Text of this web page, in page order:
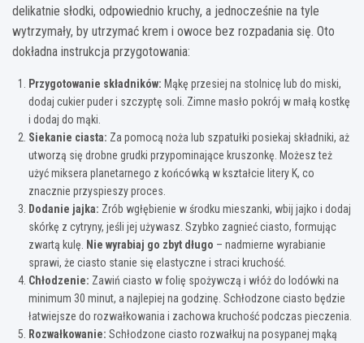
delikatnie słodki, odpowiednio kruchy, a jednocześnie na tyle
wytrzymały, by utrzymać krem i owoce bez rozpadania się. Oto
dokładna instrukcja przygotowania:
Przygotowanie składników: Mąkę przesiej na stolnicę lub do miski,
dodaj cukier puder i szczyptę soli. Zimne masło pokrój w małą kostkę
i dodaj do mąki.
Siekanie ciasta: Za pomocą noża lub szpatułki posiekaj składniki, aż
utworzą się drobne grudki przypominające kruszonkę. Możesz też
użyć miksera planetarnego z końcówką w kształcie litery K, co
znacznie przyspieszy proces.
Dodanie jajka: Zrób wgłębienie w środku mieszanki, wbij jajko i dodaj
skórkę z cytryny, jeśli jej używasz. Szybko zagnieć ciasto, formując
zwartą kulę.
Nie wyrabiaj go zbyt długo – nadmierne wyrabianie
sprawi, że ciasto stanie się elastyczne i straci kruchość.
Chłodzenie: Zawiń ciasto w folię spożywczą i włóż do lodówki na
minimum 30 minut, a najlepiej na godzinę. Schłodzone ciasto będzie
łatwiejsze do rozwałkowania i zachowa kruchość podczas pieczenia.
Rozwałkowanie: Schłodzone ciasto rozwałkuj na posypanej mąką